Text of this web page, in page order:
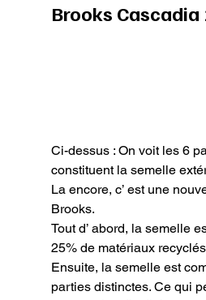
Brooks Cascadia
Ci-dessus : On voit les 6
constituent la semelle
La encore, c’ est une
Brooks.
Tout d’ abord, la semelle
25% de matériaux
Ensuite, la semelle est
parties distinctes. Ce qui